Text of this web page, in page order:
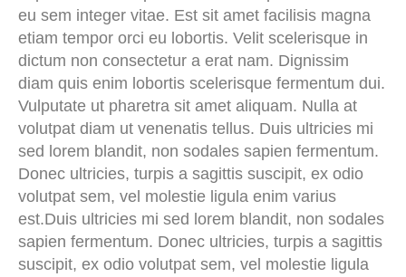
eu sem integer vitae. Est sit amet facilisis magna
etiam tempor orci eu lobortis. Velit scelerisque in
dictum non consectetur a erat nam. Dignissim
diam quis enim lobortis scelerisque fermentum dui.
Vulputate ut pharetra sit amet aliquam. Nulla at
volutpat diam ut venenatis tellus. Duis ultricies mi
sed lorem blandit, non sodales sapien fermentum.
Donec ultricies, turpis a sagittis suscipit, ex odio
volutpat sem, vel molestie ligula enim varius
est.Duis ultricies mi sed lorem blandit, non sodales
sapien fermentum. Donec ultricies, turpis a sagittis
suscipit, ex odio volutpat sem, vel molestie ligula